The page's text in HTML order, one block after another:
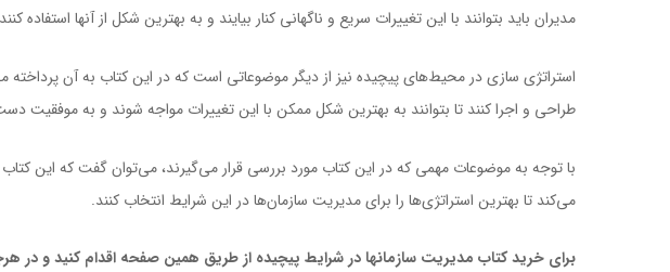
مدیران باید بتوانند با این تغییرات سریع و ناگهانی کنار بیایند و به بهترین شکل از آنها استفاده
استراتژی سازی در محیط‌های پیچیده نیز از دیگر موضوعاتی است که در این کتاب به آن
طراحی و اجرا کنند تا بتوانند به بهترین شکل ممکن با این تغییرات مواجه شوند و به موفقیت
با توجه به موضوعات مهمی که در این کتاب مورد بررسی قرار می‌گیرند، می‌توان گفت که این
می‌کند تا بهترین استراتژی‌ها را برای مدیریت سازمان‌ها در این شرایط انتخاب کنند.
برای خرید کتاب مدیریت سازمانها در شرایط پیچیده از طریق همین صفحه اقدام کنید و در